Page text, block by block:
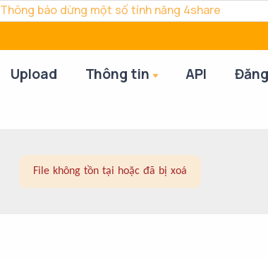
Thông báo dừng một số tính năng 4share
Upload Thông tin API
File không tồn tại hoặc đã bị xoá